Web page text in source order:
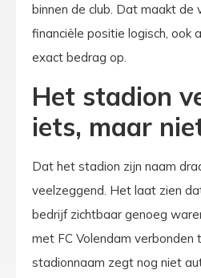
binnen de club. Dat maakt de
financiële positie logisch, ook
exact bedrag op.
Het stadion
iets, maar
Dat het stadion zijn naam
veelzeggend. Het laat zien
bedrijf zichtbaar genoeg
met FC Volendam verbonden
stadionnaam zegt nog niet